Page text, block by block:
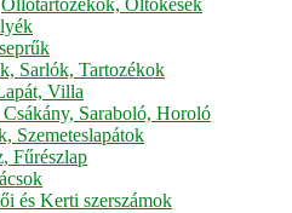
Sarlók, Tartozékok
Villa
Saraboló, Horoló
Szemeteslapátok
Fűrészlap
és Kerti szerszámok